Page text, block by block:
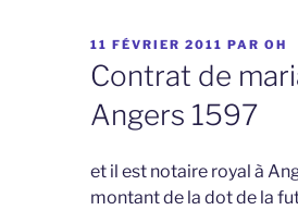
PUBLIÉ
LE
11 FÉVRIER 2011 PAR OH
Contrat de
Angers 1597
et il est notaire royal à
montant de la dot de la